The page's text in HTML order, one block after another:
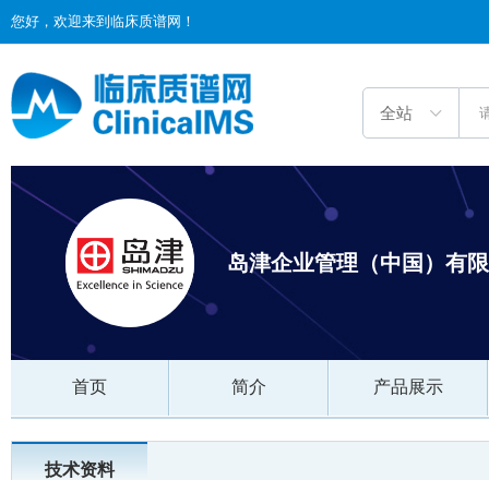
您好，欢迎来到临床质谱网！
岛津企业管理（中国）有
首页 简介 产品展示
技术资料